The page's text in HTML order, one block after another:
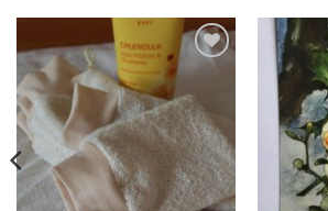
Zum
Wunschzettel
hinzufügen